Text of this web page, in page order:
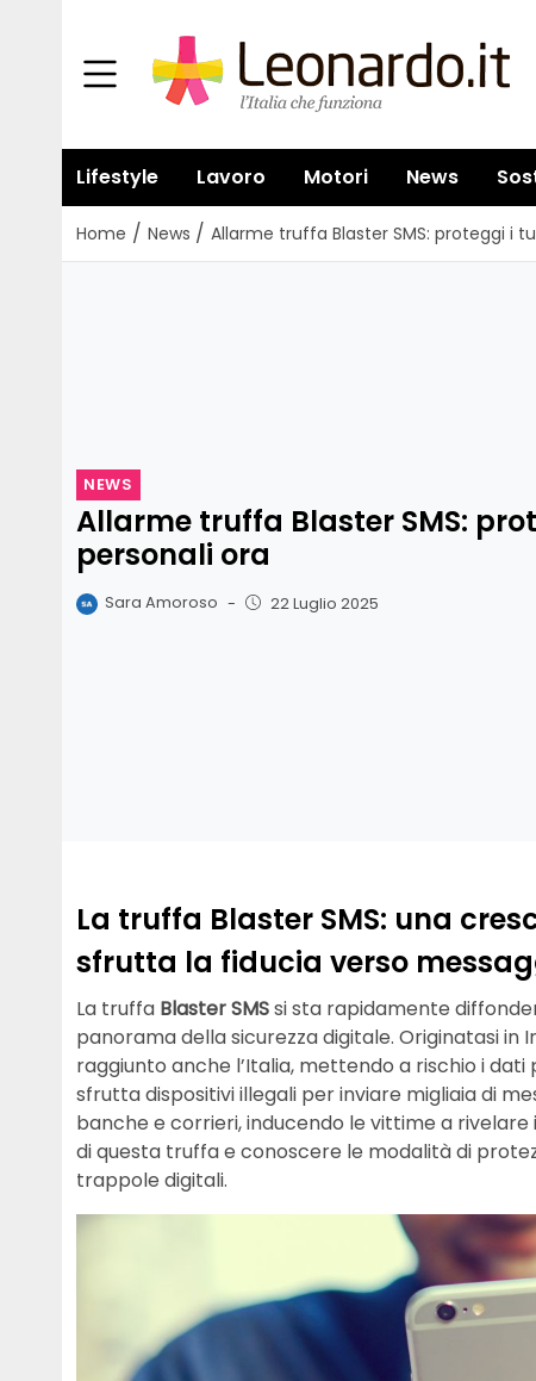
Lifestyle Lavoro Motori News
Home / News / Allarme truffa Blaster SMS: proteggi i
NEWS
Allarme truffa Blaster SMS:
personali ora
Sara Amoroso - 22 Luglio 2025
La truffa Blaster SMS: una
sfrutta la fiducia verso
La truffa Blaster SMSsi sta rapidamente
panorama della sicurezza digitale. Originatasi
raggiunto anche l’Italia, mettendo a rischio i
sfrutta dispositivi illegali per inviare migliaia di
banche e corrieri, inducendo le vittime a
di questa truffa e conoscere le modalità di
trappole digitali.